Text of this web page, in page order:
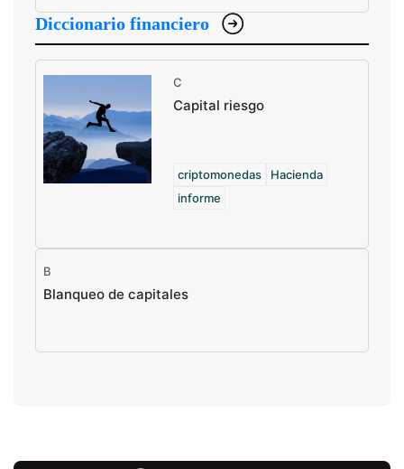
Diccionario financiero
C
Capital riesgo
criptomonedas
Hacienda
informe
B
Blanqueo de capitales